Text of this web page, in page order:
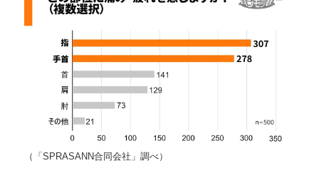
（「SPRASANN合同会社」調べ）